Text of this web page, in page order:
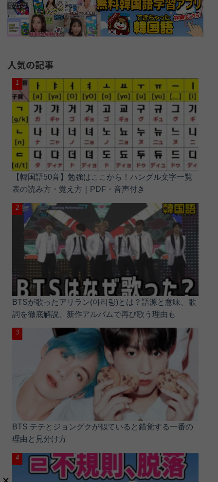
人気の記事
【韓国語50音】勉強はここから！ハングル文字一覧
表の読み方・覚え方｜PDF・音声付き
BTSが歌ったアリラン(아리랑)とは？語源と意味、歌
詞を徹底解説、新作アルバムで再び歌う理由も
BTS テテとジョングクが似ていると錯覚する一番の
理由と見分け方